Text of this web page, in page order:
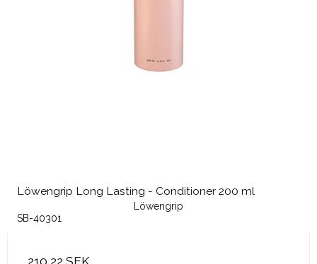
Löwengrip Long Lasting - Conditioner 200 ml
Löwengrip
SB-40301